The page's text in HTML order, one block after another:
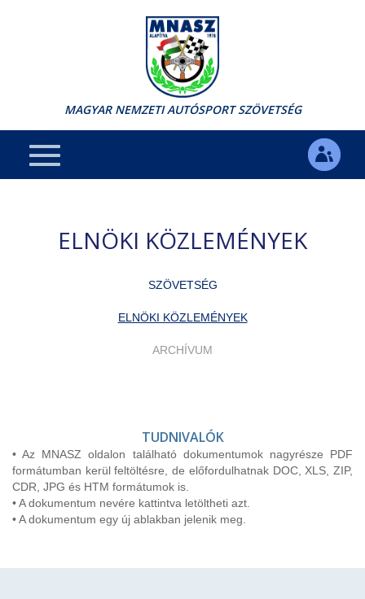
MAGYAR NEMZETI AUTÓSPORT SZÖVETSÉG
ELNÖKI KÖZLEMÉNYEK
SZÖVETSÉG
ELNÖKI KÖZLEMÉNYEK
ARCHÍVUM
TUDNIVALÓK
• Az MNASZ oldalon található dokumentumok nagyrésze PDF
formátumban kerül feltöltésre, de előfordulhatnak DOC, XLS, ZIP,
CDR, JPG és HTM formátumok is.
• A dokumentum nevére kattintva letöltheti azt.
• A dokumentum egy új ablakban jelenik meg.